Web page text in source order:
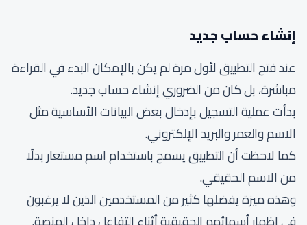
إنشاء حساب جديد
عند فتح التطبيق لأول مرة لم يكن بالإمكان البدء في القراءة
مباشرة، بل كان من الضروري إنشاء حساب جديد.
بدأت عملية التسجيل بإدخال بعض البيانات الأساسية مثل
الاسم والعمر والبريد الإلكتروني.
كما لاحظت أن التطبيق يسمح باستخدام اسم مستعار بدلًا
من الاسم الحقيقي.
وهذه ميزة يفضلها كثير من المستخدمين الذين لا يرغبون